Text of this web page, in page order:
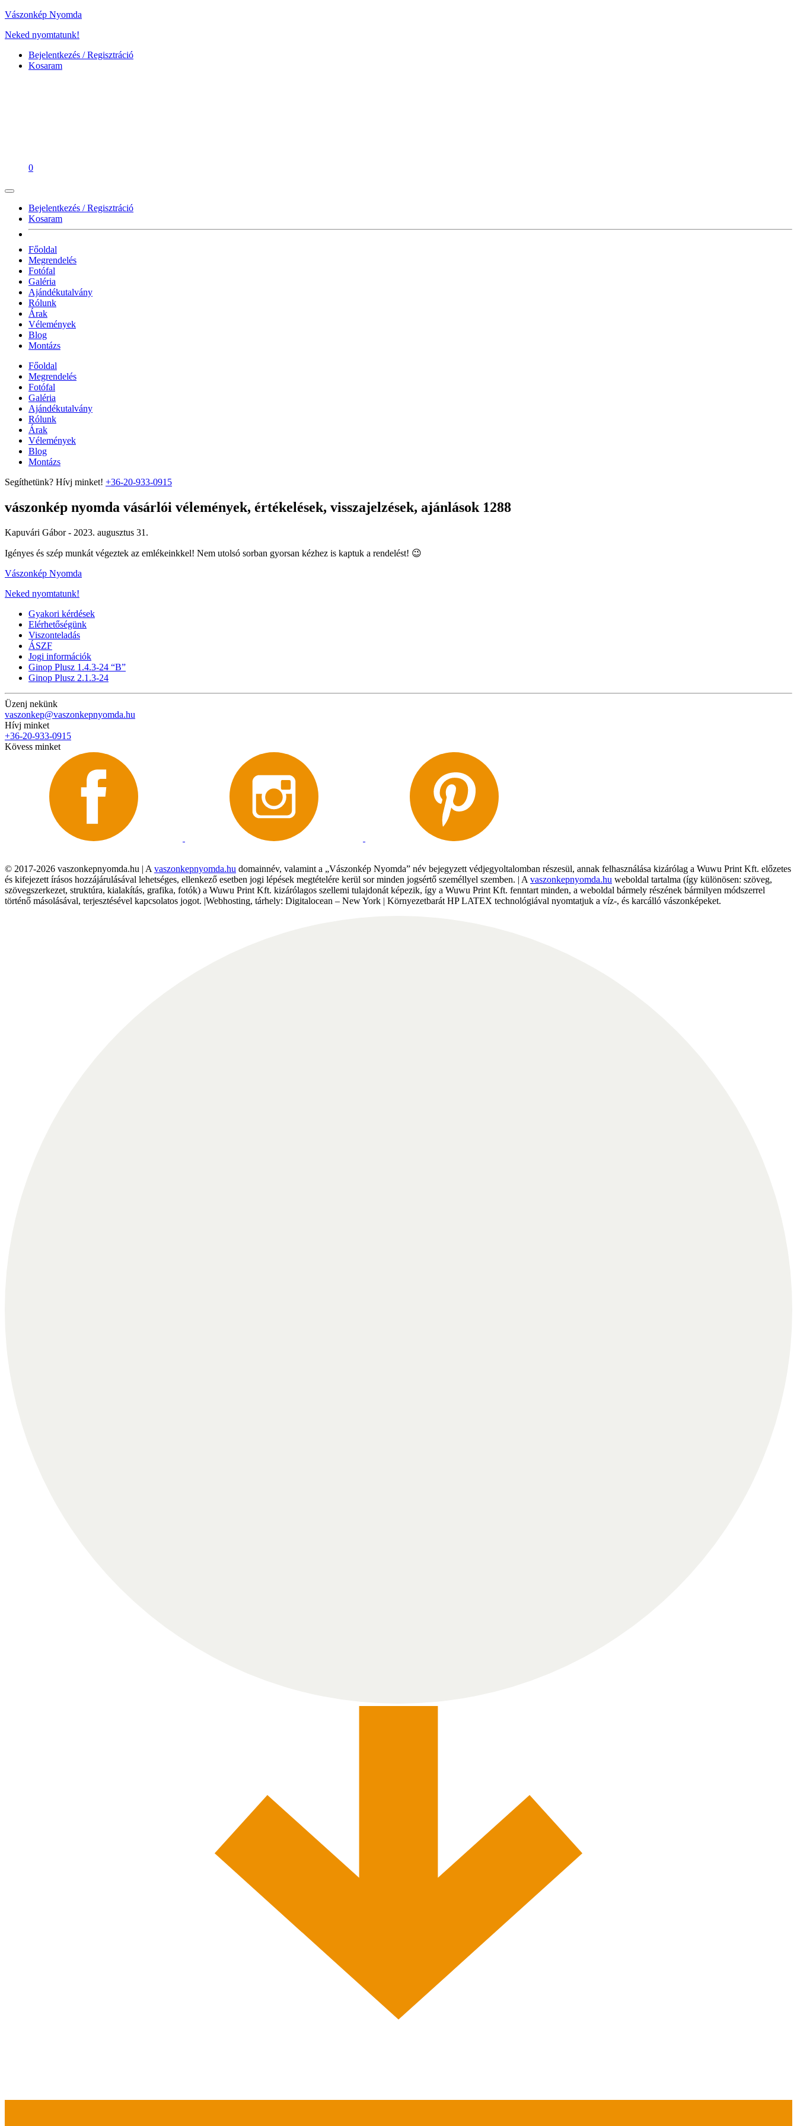
Vászonkép Nyomda
Neked nyomtatunk!
Bejelentkezés / Regisztráció
Kosaram
0
Bejelentkezés / Regisztráció
Kosaram
Főoldal
Megrendelés
Fotófal
Galéria
Ajándékutalvány
Rólunk
Árak
Vélemények
Blog
Montázs
Főoldal
Megrendelés
Fotófal
Galéria
Ajándékutalvány
Rólunk
Árak
Vélemények
Blog
Montázs
Segíthetünk? Hívj minket! +36-20-933-0915
vászonkép nyomda vásárlói vélemények, értékelések, visszajelzések, ajánlások 1288
Kapuvári Gábor - 2023. augusztus 31.
Igényes és szép munkát végeztek az emlékeinkkel! Nem utolsó sorban gyorsan kézhez is kaptuk a rendelést! 😉
Vászonkép Nyomda
Neked nyomtatunk!
Gyakori kérdések
Elérhetőségünk
Viszonteladás
ÁSZF
Jogi információk
Ginop Plusz 1.4.3-24 “B”
Ginop Plusz 2.1.3-24
Üzenj nekünk
vaszonkep@vaszonkepnyomda.hu
Hívj minket
+36-20-933-0915
Kövess minket
© 2017-2026 vaszonkepnyomda.hu | A vaszonkepnyomda.hu domainnév, valamint a „Vászonkép Nyomda” név bejegyzett védjegyoltalomban részesül, annak felhasználása kizárólag a Wuwu Print Kft. előzetes
és kifejezett írásos hozzájárulásával lehetséges, ellenkező esetben jogi lépések megtételére kerül sor minden jogsértő személlyel szemben. | A vaszonkepnyomda.hu weboldal tartalma (így különösen: szöveg,
szövegszerkezet, struktúra, kialakítás, grafika, fotók) a Wuwu Print Kft. kizárólagos szellemi tulajdonát képezik, így a Wuwu Print Kft. fenntart minden, a weboldal bármely részének bármilyen módszerrel
történő másolásával, terjesztésével kapcsolatos jogot. |Webhosting, tárhely: Digitalocean – New York | Környezetbarát HP LATEX technológiával nyomtatjuk a víz-, és karcálló vászonképeket.